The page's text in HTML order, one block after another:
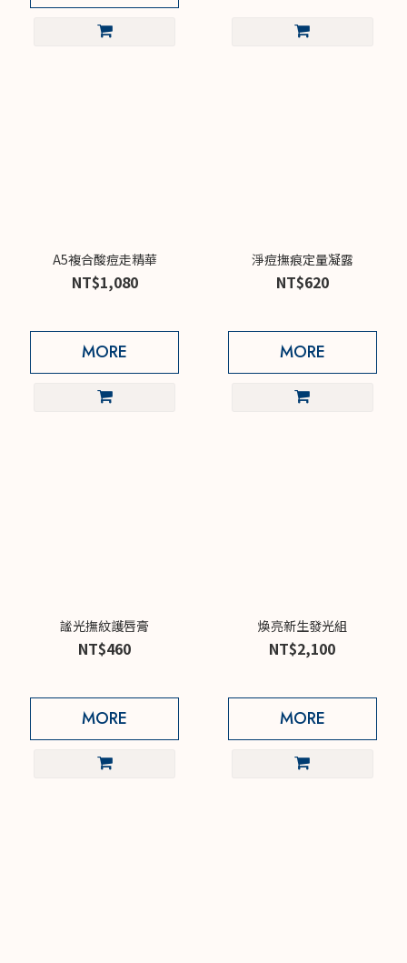
A5複合酸痘走精華
NT$1,080
MORE
淨痘撫痕定量凝露
NT$620
MORE
謐光撫紋護唇膏
NT$460
MORE
煥亮新生發光組
NT$2,100
MORE